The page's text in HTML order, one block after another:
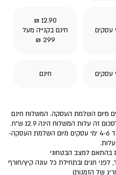
12.90 ₪
חינם בקנייה מעל
299 ₪
חינם
עד 3-5 ימי עסקים מיום השלמת העסקה. המשלוח חינם
משלוח לאחת מחנויות רשת פפאיה - עד 4-6 ימי עסקים מיום השלמת העסקה-
בהתאם למצב הבטחוני
לפני חגים ובתחילת כל עונה קיץ/חורף
של הזמנות)